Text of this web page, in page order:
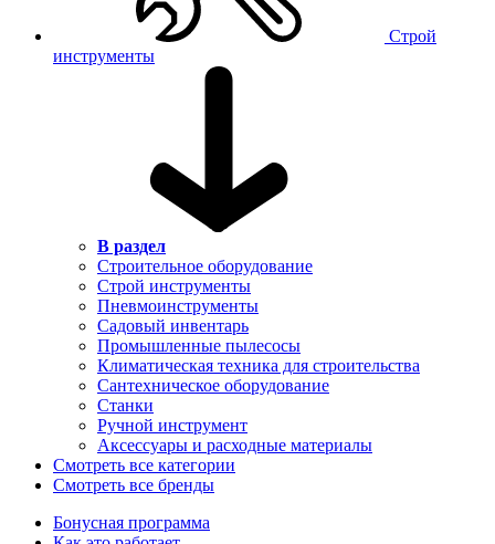
Строй
инструменты
В раздел
Строительное оборудование
Строй инструменты
Пневмоинструменты
Садовый инвентарь
Промышленные пылесосы
Климатическая техника для строительства
Сантехническое оборудование
Станки
Ручной инструмент
Аксессуары и расходные материалы
Смотреть все категории
Смотреть все бренды
Бонусная программа